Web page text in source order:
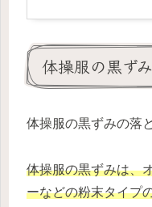
体操服の黒ず
体操服の黒ずみの落
体操服の黒ずみは、
ーなどの粉末タイプ